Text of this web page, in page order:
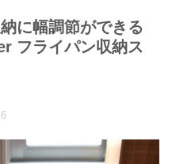
に幅調節ができる
フライパン収納ス